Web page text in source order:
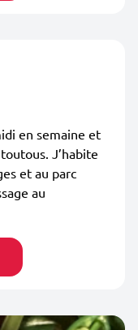
en semaine et
J’habite
et au parc
au